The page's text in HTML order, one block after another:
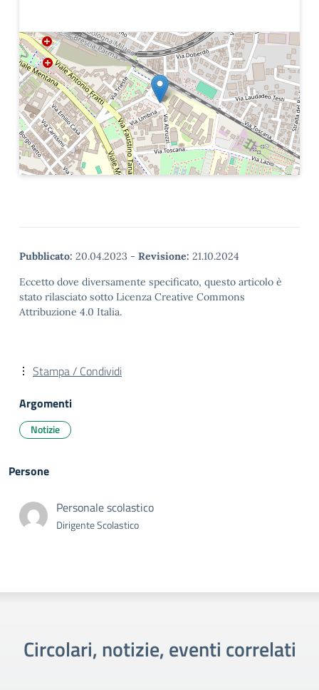
Pubblicato: 20.04.2023 - Revisione: 21.10.2024
Eccetto dove diversamente specificato, questo articolo è
stato rilasciato sotto Licenza Creative Commons
Attribuzione 4.0 Italia.
Stampa / Condividi
Argomenti
Notizie
Persone
Personale scolastico
Dirigente Scolastico
Circolari, notizie, eventi correlati